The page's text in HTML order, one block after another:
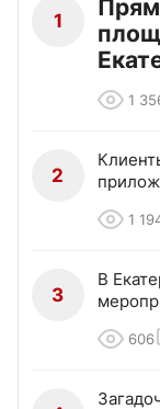
1
1
2
1
3
В
606